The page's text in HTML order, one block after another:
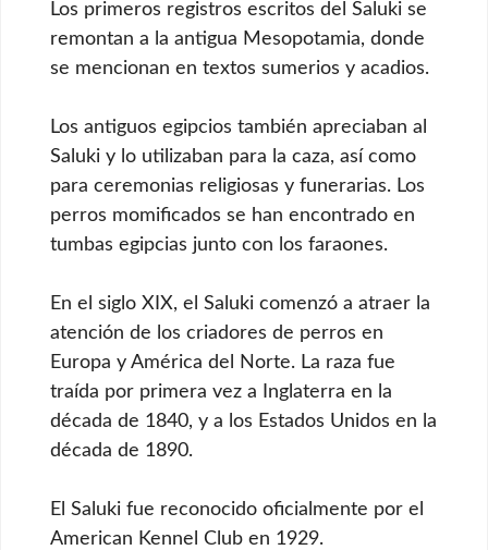
Los primeros registros escritos del Saluki se
remontan a la antigua Mesopotamia, donde
se mencionan en textos sumerios y acadios.
Los antiguos egipcios también apreciaban al
Saluki y lo utilizaban para la caza, así como
para ceremonias religiosas y funerarias. Los
perros momificados se han encontrado en
tumbas egipcias junto con los faraones.
En el siglo XIX, el Saluki comenzó a atraer la
atención de los criadores de perros en
Europa y América del Norte. La raza fue
traída por primera vez a Inglaterra en la
década de 1840, y a los Estados Unidos en la
década de 1890.
El Saluki fue reconocido oficialmente por el
American Kennel Club en 1929.